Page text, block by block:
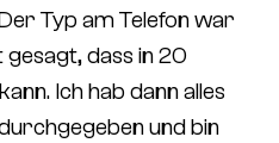
Typ am Telefon war
dass in 20
Ich hab dann alles
und bin